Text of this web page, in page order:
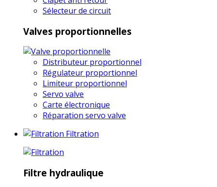
Sélecteur de circuit
Valves proportionnelles
Distributeur proportionnel
Régulateur proportionnel
Limiteur proportionnel
Servo valve
Carte électronique
Réparation servo valve
Filtration
Filtre hydraulique